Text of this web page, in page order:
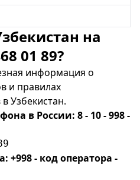
на
01 89?
информация о
и правилах
Узбекистан.
в России: 8 - 10 - 998 -
+998 - код оператора -